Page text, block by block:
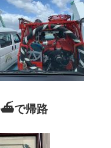
⛴で帰路